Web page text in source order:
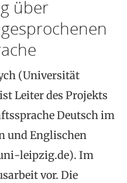
über
(Universität
Leiter des Projekts
Deutsch im
und Englischen
leipzig.de). Im
vor. Die